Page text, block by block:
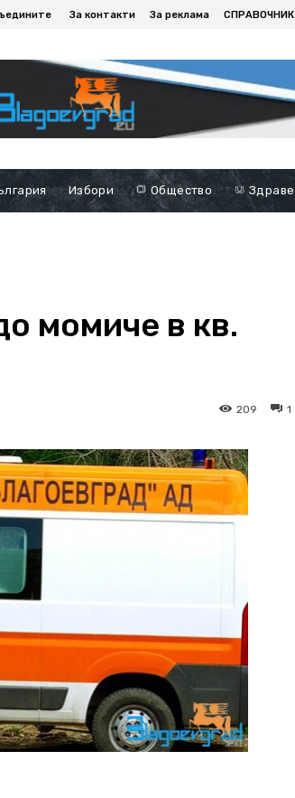
За контакти За реклама СПРАВОЧНИК
Избори Общество Здраве
момиче в кв.
1
209